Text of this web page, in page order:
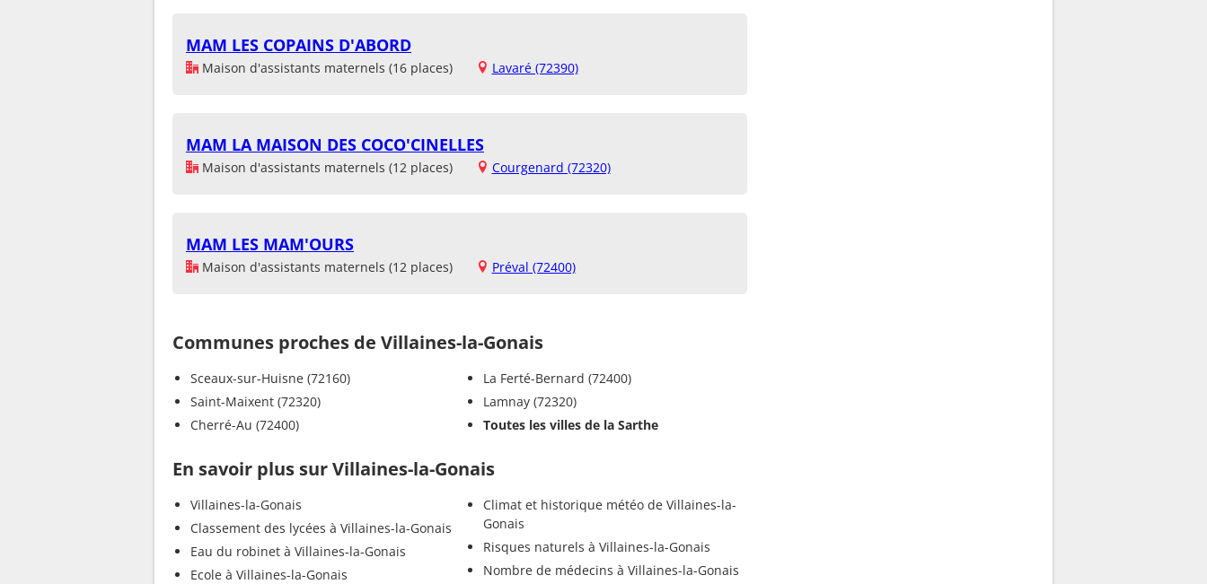
MAM LES COPAINS D'ABORD
Maison d'assistants maternels (16 places) Lavaré (72390)
MAM LA MAISON DES COCO'CINELLES
Maison d'assistants maternels (12 places) Courgenard (72320)
MAM LES MAM'OURS
Maison d'assistants maternels (12 places) Préval (72400)
Communes proches de Villaines-la-Gonais
Sceaux-sur-Huisne (72160)
Saint-Maixent (72320)
Cherré-Au (72400)
La Ferté-Bernard (72400)
Lamnay (72320)
Toutes les villes de la Sarthe
En savoir plus sur Villaines-la-Gonais
Villaines-la-Gonais
Classement des lycées à Villaines-la-Gonais
Eau du robinet à Villaines-la-Gonais
Ecole à Villaines-la-Gonais
Climat et historique météo de Villaines-la-
Gonais
Risques naturels à Villaines-la-Gonais
Nombre de médecins à Villaines-la-Gonais